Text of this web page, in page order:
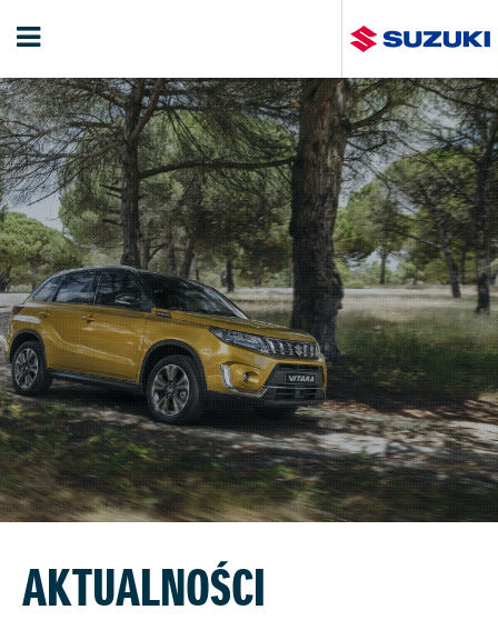
AKTUALNOŚCI